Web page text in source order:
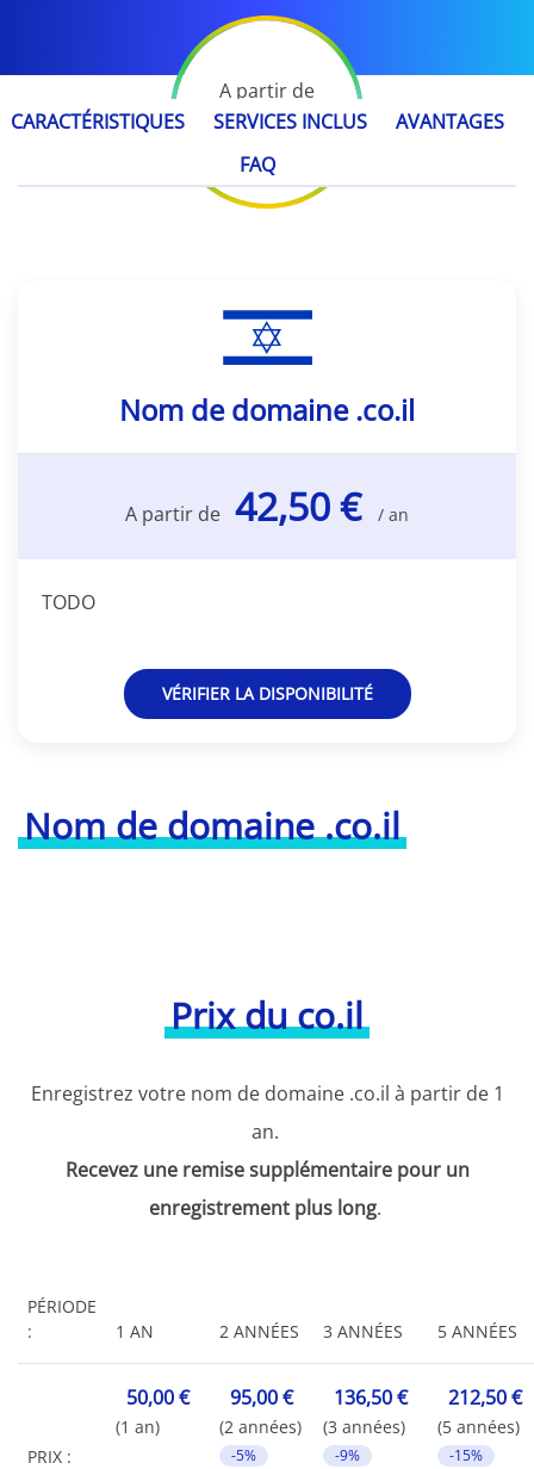
A partir de
42,50 € / an
CARACTÉRISTIQUES SERVICES INCLUS
AVANTAGES
FAQ
Nom de domaine .co.il
Nom de domaine .co.il
A partir de 42,50 € / an
TODO
VÉRIFIER LA DISPONIBILITÉ
Prix du co.il
Enregistrez votre nom de domaine .co.il à partir de 1
an.
Recevez une remise supplémentaire pour un
enregistrement plus long.
PÉRIODE
:
1 AN 2 ANNÉES 3 ANNÉES 5 ANNÉES
PRIX :
50,00 €
(1 an)
95,00 €
(2 années)
-5%
136,50 €
(3 années)
-9%
212,50 €
(5 années)
-15%